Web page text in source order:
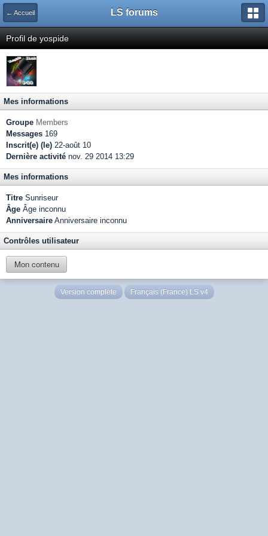
← Accueil LS forums
Profil de yospide
Mes informations
Groupe Members
Messages 169
Inscrit(e) (le) 22-août 10
Dernière activité nov. 29 2014 13:29
Mes informations
Titre Sunriseur
Âge Âge inconnu
Anniversaire Anniversaire inconnu
Contrôles utilisateur
Mon contenu
Version complète Français (France) LS v4